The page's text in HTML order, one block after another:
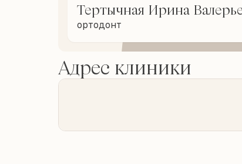
Тертычная Ирина
ортодонт
Адрес клиники